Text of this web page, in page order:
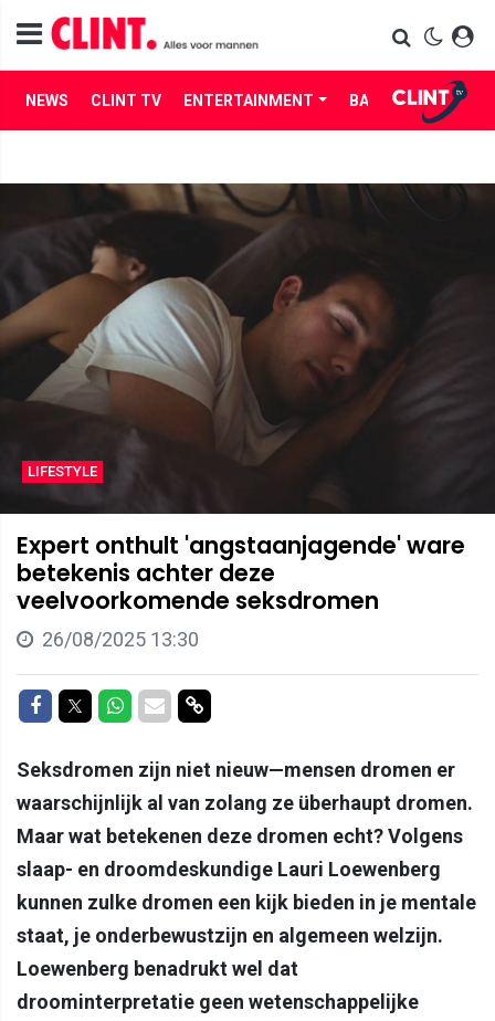
NEWS CLINT TV ENTERTAINMENT BABES LIFE
LIFESTYLE
Expert onthult 'angstaanjagende' ware
betekenis achter deze
veelvoorkomende seksdromen
26/08/2025 13:30
Delen op Facebook
Delen op Twitter
Delen op Whatsapp
Delen via Mail
Delen via link
Seksdromen zijn niet nieuw—mensen dromen er
waarschijnlijk al van zolang ze überhaupt dromen.
Maar wat betekenen deze dromen echt? Volgens
slaap- en droomdeskundige Lauri Loewenberg
kunnen zulke dromen een kijk bieden in je mentale
staat, je onderbewustzijn en algemeen welzijn.
Loewenberg benadrukt wel dat
droominterpretatie geen wetenschappelijke